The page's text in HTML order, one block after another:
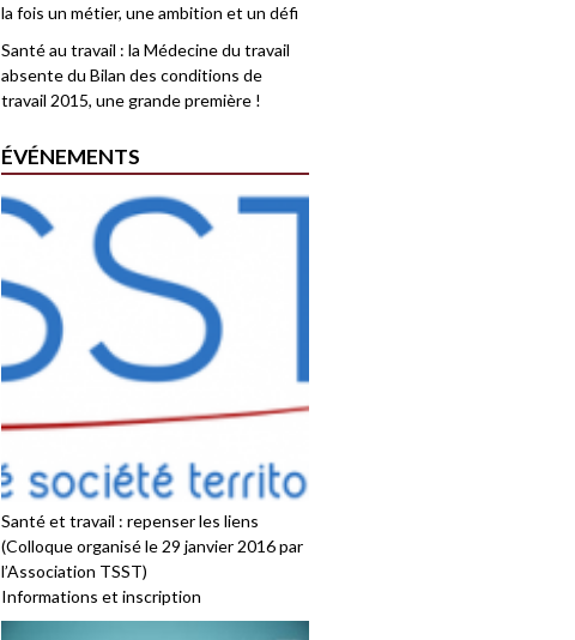
la fois un métier, une ambition et un défi
Santé au travail : la Médecine du travail
absente du Bilan des conditions de
travail 2015, une grande première !
ÉVÉNEMENTS
Santé et travail : repenser les liens
(Colloque organisé le 29 janvier 2016 par
l’Association TSST)
Informations et inscription